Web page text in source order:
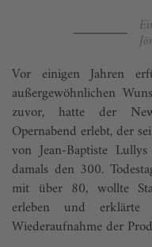
Vor einigen Jahren
außergewöhnlichen
zuvor, hatte der
Opernabend erlebt, der
von Jean-Baptiste
damals den 300.
mit über 80, wollte
erleben und
Wiederaufnahme der